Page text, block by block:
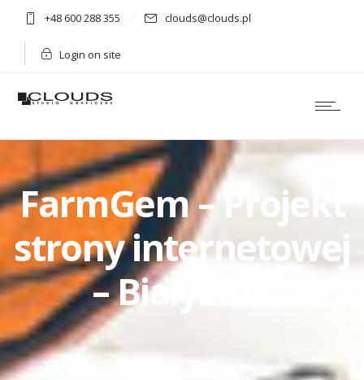
+48 600 288 355 clouds@clouds.pl
Login on site
FarmGem – Projekt
strony internetowej
– Białystok